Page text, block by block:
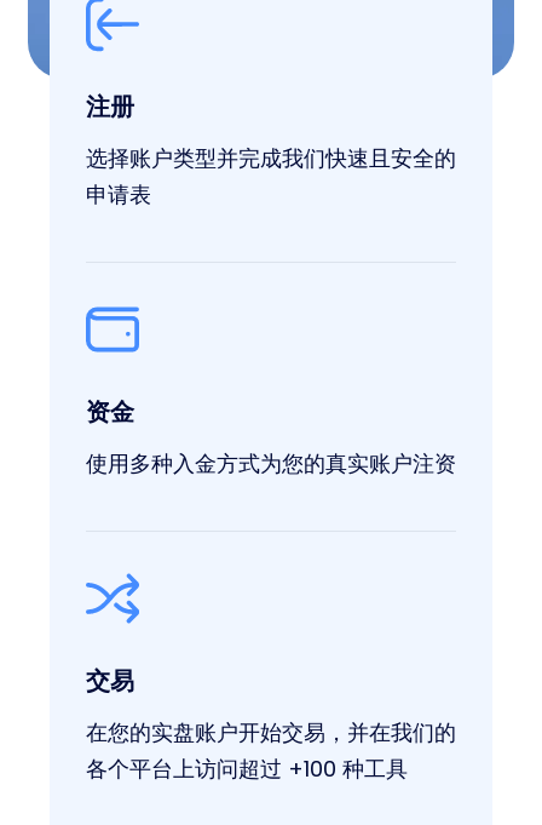
注册
选择账户类型并完成我们快速且安全的
申请表
资金
使用多种入金方式为您的真实账户注资
交易
在您的实盘账户开始交易，并在我们的
各个平台上访问超过 +100 种工具